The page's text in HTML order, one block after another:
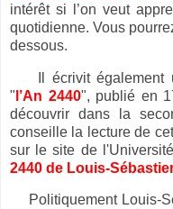
intérêt si l’on veut
quotidienne. Vous
dessous.
Il écrivit également
" l’An 2440", publié en
découvrir dans la
conseille la lecture de
sur le site de
2440 de Louis-
Politiquement Louis-